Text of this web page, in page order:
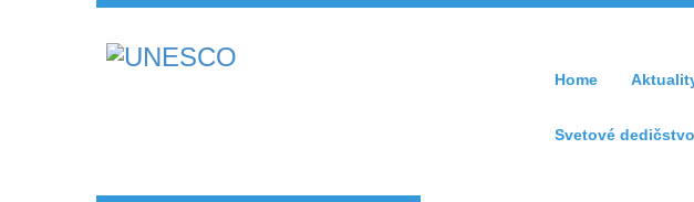
Home
Svetové